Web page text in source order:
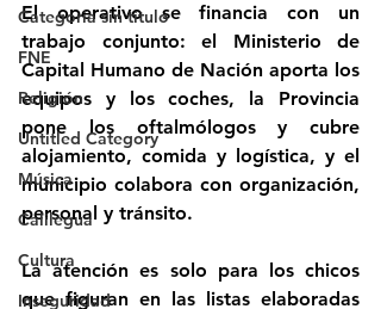
Categoría sin título
FNE
Religión
Untitled Category
Música
Calilegua
Cultura
Inseguridad
El operativo se financia con un
trabajo conjunto: el Ministerio de
Capital Humano de Nación aporta los
equipos y los coches, la Provincia
pone los oftalmólogos y cubre
alojamiento, comida y logística, y el
municipio colabora con organización,
personal y tránsito.
La atención es solo para los chicos
que figuran en las listas elaboradas